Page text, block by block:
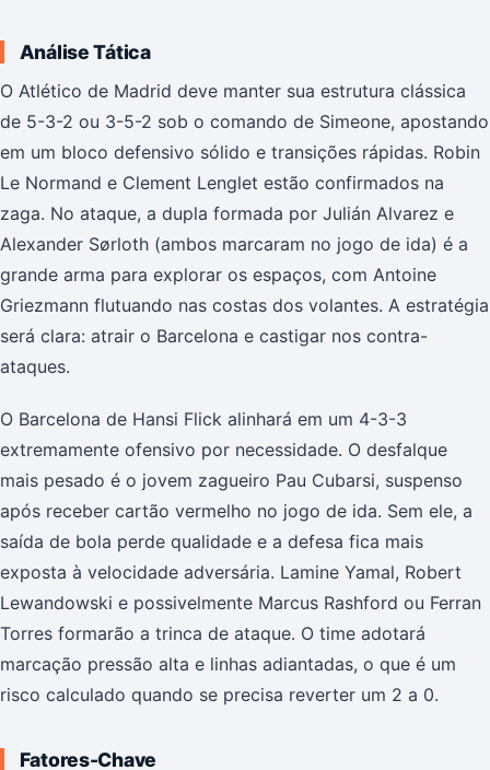
Análise Tática
O Atlético de Madrid deve manter sua estrutura clássica
de 5-3-2 ou 3-5-2 sob o comando de Simeone, apostando
em um bloco defensivo sólido e transições rápidas. Robin
Le Normand e Clement Lenglet estão confirmados na
zaga. No ataque, a dupla formada por Julián Alvarez e
Alexander Sørloth (ambos marcaram no jogo de ida) é a
grande arma para explorar os espaços, com Antoine
Griezmann flutuando nas costas dos volantes. A estratégia
será clara: atrair o Barcelona e castigar nos contra-
ataques.
O Barcelona de Hansi Flick alinhará em um 4-3-3
extremamente ofensivo por necessidade. O desfalque
mais pesado é o jovem zagueiro Pau Cubarsi, suspenso
após receber cartão vermelho no jogo de ida. Sem ele, a
saída de bola perde qualidade e a defesa fica mais
exposta à velocidade adversária. Lamine Yamal, Robert
Lewandowski e possivelmente Marcus Rashford ou Ferran
Torres formarão a trinca de ataque. O time adotará
marcação pressão alta e linhas adiantadas, o que é um
risco calculado quando se precisa reverter um 2 a 0.
Fatores-Chave